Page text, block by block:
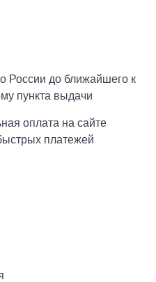
России до ближайшего к
пункта выдачи
оплата на сайте
платежей